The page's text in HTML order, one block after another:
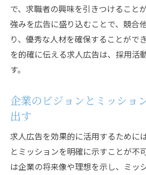
で、求職者の興味を引きつけること
強みを広告に盛り込むことで、競合
り、優秀な人材を確保することがで
を的確に伝える求人広告は、採用活
す。
企業のビジョンとミッショ
出す
求人広告を効果的に活用するために
とミッションを明確に示すことが不
は企業の将来像や理想を示し、ミッ